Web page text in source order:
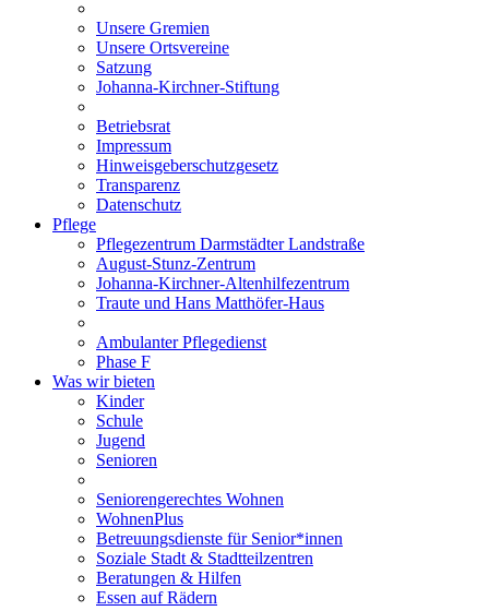
Unsere Gremien
Unsere Ortsvereine
Satzung
Johanna-Kirchner-Stiftung
Betriebsrat
Impressum
Hinweisgeberschutzgesetz
Transparenz
Datenschutz
Pflege
Pflegezentrum Darmstädter Landstraße
August-Stunz-Zentrum
Johanna-Kirchner-Altenhilfezentrum
Traute und Hans Matthöfer-Haus
Ambulanter Pflegedienst
Phase F
Was wir bieten
Kinder
Schule
Jugend
Senioren
Seniorengerechtes Wohnen
WohnenPlus
Betreuungsdienste für Senior*innen
Soziale Stadt & Stadtteilzentren
Beratungen & Hilfen
Essen auf Rädern